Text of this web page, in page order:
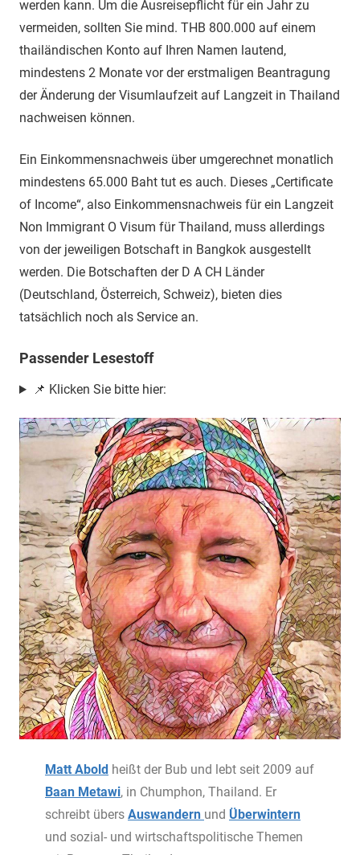
werden kann. Um die Ausreisepflicht für ein Jahr zu
vermeiden, sollten Sie mind. THB 800.000 auf einem
thailändischen Konto auf Ihren Namen lautend,
mindestens 2 Monate vor der erstmaligen Beantragung
der Änderung der Visumlaufzeit auf Langzeit in Thailand
nachweisen können.
Ein Einkommensnachweis über umgerechnet monatlich
mindestens 65.000 Baht tut es auch. Dieses „Certificate
of Income“, also Einkommensnachweis für ein Langzeit
Non Immigrant O Visum für Thailand, muss allerdings
von der jeweiligen Botschaft in Bangkok ausgestellt
werden. Die Botschaften der D A CH Länder
(Deutschland, Österreich, Schweiz), bieten dies
tatsächlich noch als Service an.
Passender Lesestoff
📌 Klicken Sie bitte hier:
Matt Abold heißt der Bub und lebt seit 2009 auf
Baan Metawi, in Chumphon, Thailand. Er
schreibt übers Auswandern und Überwintern
und sozial- und wirtschaftspolitische Themen